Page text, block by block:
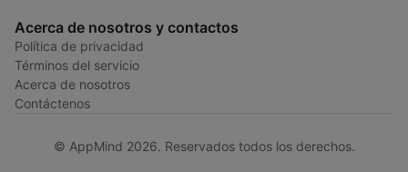
Acerca de nosotros y contactos
Política de privacidad
Términos del servicio
Acerca de nosotros
Contáctenos
© AppMind 2026. Reservados todos los derechos.